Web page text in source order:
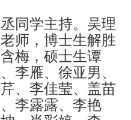
同学主持。吴理
师，博士生解胜
梅，硕士生谭
李雁、徐亚男、
、李佳莹、盖苗
李露露、李艳